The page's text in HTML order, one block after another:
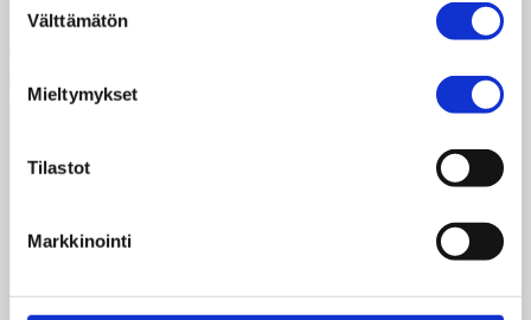
valinta
Välttämätön
Mieltymykset
Tilastot
Markkinointi
Siltasaarenkatu 4, 7. krs,
00530 Helsinki
050 341 5507